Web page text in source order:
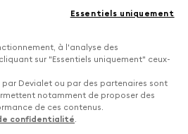
à l'analyse des
sur "Essentiels uniquement" ceux-
Devialet ou par des partenaires sont
notamment de proposer des
de ces contenus.
confidentialité.
Essentiels uniquement